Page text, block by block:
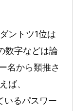
ントツ1位は
数字などは論
名から類推さ
ば、
いるパスワー